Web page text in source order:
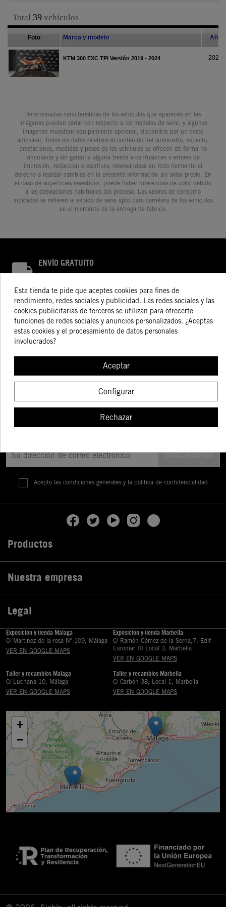
Determinadas características de los vehículos que aparecen en las
imágenes pueden variar con respecto a los modelos de serie, y algunas
imágenes muestran equipamiento opcional, disponible por un coste
adicional. Todos los datos relativos al contenido del suministro, aspecto,
prestaciones, medidas y pesos de los vehículos se ofrecen de forma no
vinculante y sin garantía alguna frente a confusiones o errores de
impresión, redacción o escritura; reservándose en todo momento el
derecho a realizar cambios en la presente información sin aviso previo. En
el caso de superficies revestidas, puede haber diferencias de color debido
a las desviaciones habituales del proceso. Los valores de consumo
indicados se refieren al estado de serie apto para carretera de los vehículos
en el momento de la entrega de fábrica.
ENVÍO GRATUITO
POLÍTICA DE DEVOLUCIONES
ÚLTIMAS NOVEDADES
Consulta nuestra tienda para ver los últimos productos
ATENCIÓN PERSONALIZADA
Consulta a nuestros especialistas
¡Infórmate de nuestras novedades!
Acepto las condiciones generales y la política de confidencialidad
Productos
Nuestra empresa
Legal
Exposición y tienda Málaga
C/ Martinez de la rosa Nº 109, Málaga
VER EN GOOGLE MAPS
Exposición y tienda Marbella
C/ Ramón Gómez de la Serna,7, Edif
Euromar III Local 3, Marbella
VER EN GOOGLE MAPS
Taller y recambios Málaga
C/ Luchana 10, Málaga
VER EN GOOGLE MAPS
Taller y recambios Marbella
C/ Carbón 38, Local 1, Marbella
VER EN GOOGLE MAPS
+
−
Esta tienda te pide que aceptes cookies para fines de
rendimiento, redes sociales y publicidad. Las redes sociales y las
cookies publicitarias de terceros se utilizan para ofrecerte
funciones de redes sociales y anuncios personalizados. ¿Aceptas
estas cookies y el procesamiento de datos personales
involucrados?
Aceptar
Configurar
Rechazar